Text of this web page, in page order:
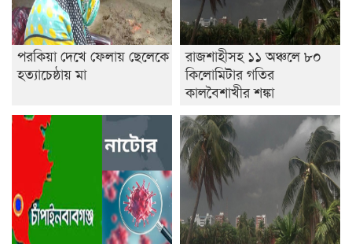
পরকিয়া দেখে ফেলায় ছেলেকে
হত্যাচেষ্ঠায় মা
রাজশাহীসহ ১১ অঞ্চলে ৮০
কিলোমিটার গতির
কালবৈশাখীর শঙ্কা